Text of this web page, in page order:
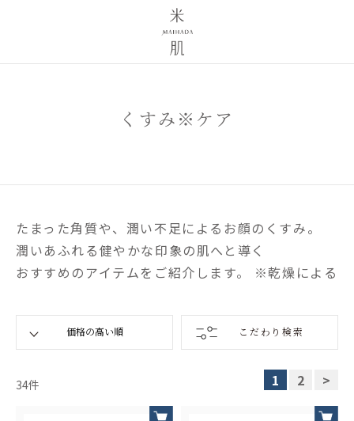
くすみ※ケア
たまった角質や、潤い不足によるお顔のくすみ。
潤いあふれる健やかな印象の肌へと導く
おすすめのアイテムをご紹介します。 ※乾燥による
こだわり検索
34件 1 2 >